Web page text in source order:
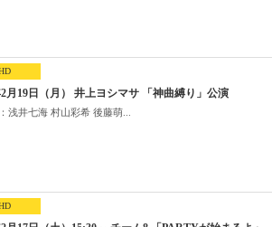
2月19日（月） 井上ヨシマサ 「神曲縛り」公演
浅井七海 村山彩希 後藤萌...